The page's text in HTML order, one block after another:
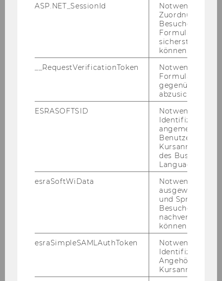
men des Di­RECT Po­li­cy Work­shops der Eu­ro­
NTA 2026 Annual Conference
03. November 2025
Bewerben Sie sich für das Doctoral
Program in International Business
Be­wer­bun­gen von 1. No­vem­ber 2025 bis 15. Fe­
ASP.NET_SessionId
Notwendig, um
Zuordnung von
Besucher zu
sicherstellen zu
können.
__RequestVerificationToken
Notwendig, um
gegenüber
abzusichern.
ESRASOFTSID
Notwendig zur
Identifizierung
angemeldeten
Benutzers im
des Business
Language
esraSoftWiData
Notwendig um
ausgewählte
und
Besuchers
nachverfolgen
können.
esraSimpleSAMLAuthToken
Notwendig zur
Identifizierung
Angehörige/r für
Kursanmeldung.